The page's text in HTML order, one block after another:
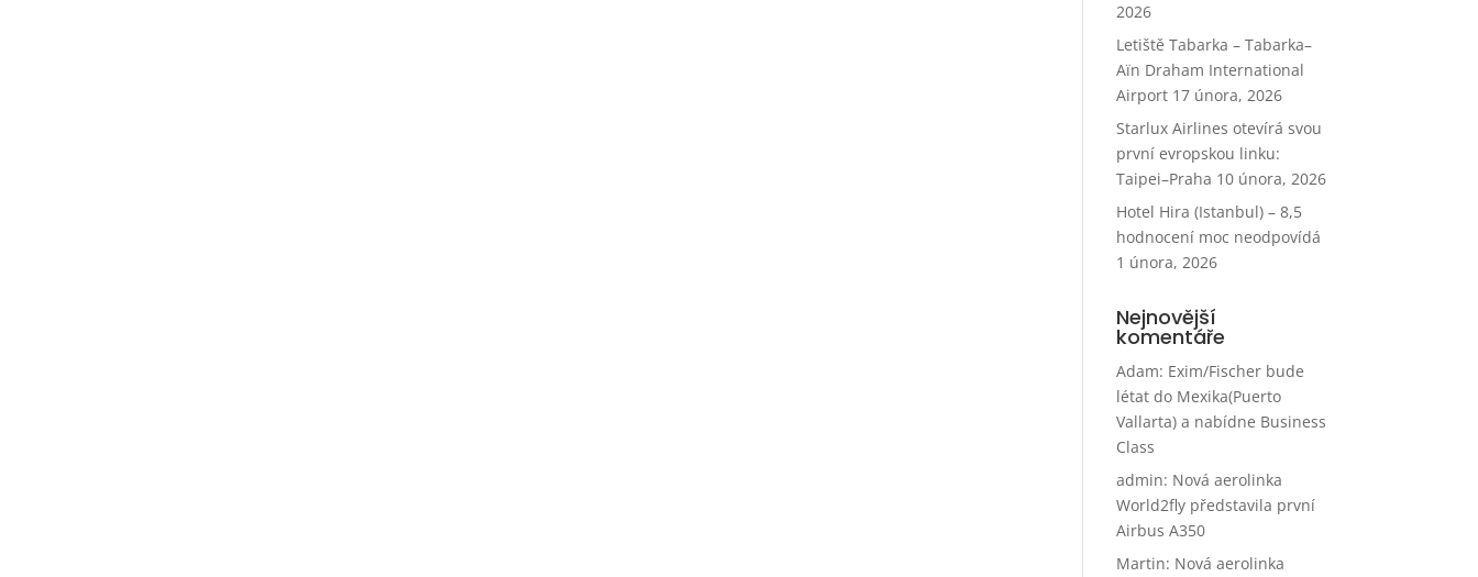
2026
Letiště Tabarka – Tabarka–
Aïn Draham International
Airport 17 února, 2026
Starlux Airlines otevírá svou
první evropskou linku:
Taipei–Praha 10 února, 2026
Hotel Hira (Istanbul) – 8,5
hodnocení moc neodpovídá
1 února, 2026
Nejnovější
komentáře
Adam: Exim/Fischer bude
létat do Mexika(Puerto
Vallarta) a nabídne Business
Class
admin: Nová aerolinka
World2fly představila první
Airbus A350
Martin: Nová aerolinka